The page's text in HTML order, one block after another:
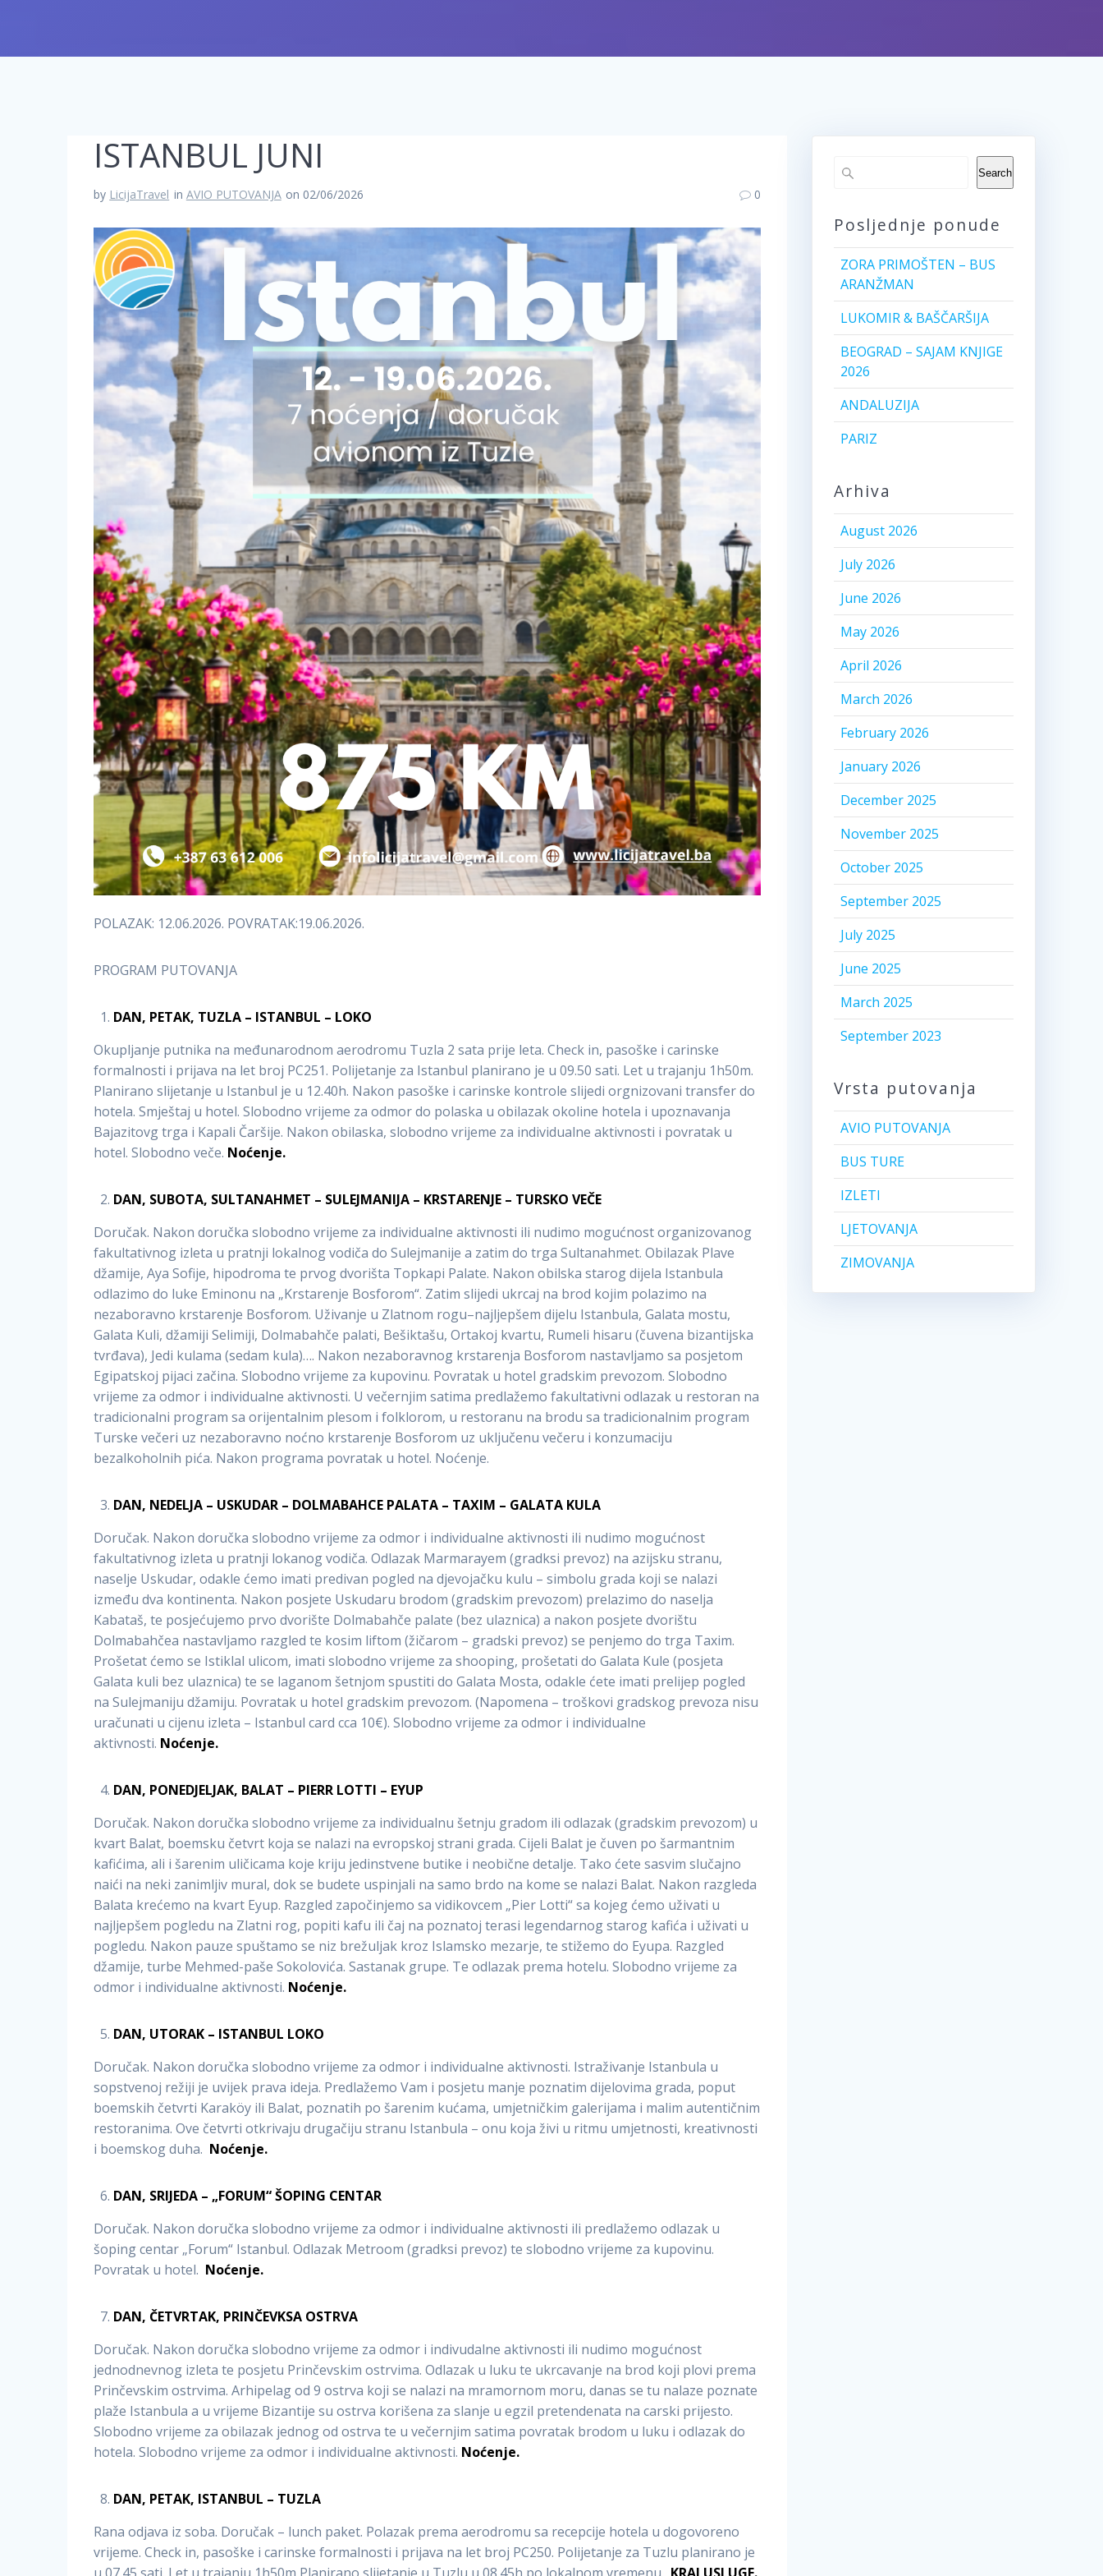
ISTANBUL JUNI
by LicijaTravel in AVIO PUTOVANJA on 02/06/2026 0
POLAZAK: 12.06.2026. POVRATAK:19.06.2026.
PROGRAM PUTOVANJA
DAN, PETAK, TUZLA – ISTANBUL – LOKO
Okupljanje putnika na međunarodnom aerodromu Tuzla 2 sata prije leta. Check in, pasoške i carinske
formalnosti i prijava na let broj PC251. Polijetanje za Istanbul planirano je u 09.50 sati. Let u trajanju 1h50m.
Planirano slijetanje u Istanbul je u 12.40h. Nakon pasoške i carinske kontrole slijedi orgnizovani transfer do
hotela. Smještaj u hotel. Slobodno vrijeme za odmor do polaska u obilazak okoline hotela i upoznavanja
Bajazitovg trga i Kapali Čaršije. Nakon obilaska, slobodno vrijeme za individualne aktivnosti i povratak u
hotel. Slobodno veče. Noćenje.
DAN, SUBOTA, SULTANAHMET – SULEJMANIJA – KRSTARENJE – TURSKO VEČE
Doručak. Nakon doručka slobodno vrijeme za individualne aktivnosti ili nudimo mogućnost organizovanog
fakultativnog izleta u pratnji lokalnog vodiča do Sulejmanije a zatim do trga Sultanahmet. Obilazak Plave
džamije, Aya Sofije, hipodroma te prvog dvorišta Topkapi Palate. Nakon obilska starog dijela Istanbula
odlazimo do luke Eminonu na „Krstarenje Bosforom“. Zatim slijedi ukrcaj na brod kojim polazimo na
nezaboravno krstarenje Bosforom. Uživanje u Zlatnom rogu–najljepšem dijelu Istanbula, Galata mostu,
Galata Kuli, džamiji Selimiji, Dolmabahče palati, Bešiktašu, Ortakoj kvartu, Rumeli hisaru (čuvena bizantijska
tvrđava), Jedi kulama (sedam kula)…. Nakon nezaboravnog krstarenja Bosforom nastavljamo sa posjetom
Egipatskoj pijaci začina. Slobodno vrijeme za kupovinu. Povratak u hotel gradskim prevozom. Slobodno
vrijeme za odmor i individualne aktivnosti. U večernjim satima predlažemo fakultativni odlazak u restoran na
tradicionalni program sa orijentalnim plesom i folklorom, u restoranu na brodu sa tradicionalnim program
Turske večeri uz nezaboravno noćno krstarenje Bosforom uz uključenu večeru i konzumaciju
bezalkoholnih pića. Nakon programa povratak u hotel. Noćenje.
DAN, NEDELJA – USKUDAR – DOLMABAHCE PALATA – TAXIM – GALATA KULA
Doručak. Nakon doručka slobodno vrijeme za odmor i individualne aktivnosti ili nudimo mogućnost
fakultativnog izleta u pratnji lokanog vodiča. Odlazak Marmarayem (gradksi prevoz) na azijsku stranu,
naselje Uskudar, odakle ćemo imati predivan pogled na djevojačku kulu – simbolu grada koji se nalazi
između dva kontinenta. Nakon posjete Uskudaru brodom (gradskim prevozom) prelazimo do naselja
Kabataš, te posjećujemo prvo dvorište Dolmabahče palate (bez ulaznica) a nakon posjete dvorištu
Dolmabahčea nastavljamo razgled te kosim liftom (žičarom – gradski prevoz) se penjemo do trga Taxim.
Prošetat ćemo se Istiklal ulicom, imati slobodno vrijeme za shooping, prošetati do Galata Kule (posjeta
Galata kuli bez ulaznica) te se laganom šetnjom spustiti do Galata Mosta, odakle ćete imati prelijep pogled
na Sulejmaniju džamiju. Povratak u hotel gradskim prevozom. (Napomena – troškovi gradskog prevoza nisu
uračunati u cijenu izleta – Istanbul card cca 10€). Slobodno vrijeme za odmor i individualne
aktivnosti. Noćenje.
DAN, PONEDJELJAK, BALAT – PIERR LOTTI – EYUP
Doručak. Nakon doručka slobodno vrijeme za individualnu šetnju gradom ili odlazak (gradskim prevozom) u
kvart Balat, boemsku četvrt koja se nalazi na evropskoj strani grada. Cijeli Balat je čuven po šarmantnim
kafićima, ali i šarenim uličicama koje kriju jedinstvene butike i neobične detalje. Tako ćete sasvim slučajno
naići na neki zanimljiv mural, dok se budete uspinjali na samo brdo na kome se nalazi Balat. Nakon razgleda
Balata krećemo na kvart Eyup. Razgled započinjemo sa vidikovcem „Pier Lotti“ sa kojeg ćemo uživati u
najljepšem pogledu na Zlatni rog, popiti kafu ili čaj na poznatoj terasi legendarnog starog kafića i uživati u
pogledu. Nakon pauze spuštamo se niz brežuljak kroz Islamsko mezarje, te stižemo do Eyupa. Razgled
džamije, turbe Mehmed-paše Sokolovića. Sastanak grupe. Te odlazak prema hotelu. Slobodno vrijeme za
odmor i individualne aktivnosti. Noćenje.
DAN, UTORAK – ISTANBUL LOKO
Doručak. Nakon doručka slobodno vrijeme za odmor i individualne aktivnosti. Istraživanje Istanbula u
sopstvenoj režiji je uvijek prava ideja. Predlažemo Vam i posjetu manje poznatim dijelovima grada, poput
boemskih četvrti Karaköy ili Balat, poznatih po šarenim kućama, umjetničkim galerijama i malim autentičnim
restoranima. Ove četvrti otkrivaju drugačiju stranu Istanbula – onu koja živi u ritmu umjetnosti, kreativnosti
i boemskog duha. Noćenje.
DAN, SRIJEDA – „FORUM“ ŠOPING CENTAR
Doručak. Nakon doručka slobodno vrijeme za odmor i individualne aktivnosti ili predlažemo odlazak u
šoping centar „Forum“ Istanbul. Odlazak Metroom (gradksi prevoz) te slobodno vrijeme za kupovinu.
Povratak u hotel. Noćenje.
DAN, ČETVRTAK, PRINČEVKSA OSTRVA
Doručak. Nakon doručka slobodno vrijeme za odmor i indivudalne aktivnosti ili nudimo mogućnost
jednodnevnog izleta te posjetu Prinčevskim ostrvima. Odlazak u luku te ukrcavanje na brod koji plovi prema
Prinčevskim ostrvima. Arhipelag od 9 ostrva koji se nalazi na mramornom moru, danas se tu nalaze poznate
plaže Istanbula a u vrijeme Bizantije su ostrva korišena za slanje u egzil pretendenata na carski prijesto.
Slobodno vrijeme za obilazak jednog od ostrva te u večernjim satima povratak brodom u luku i odlazak do
hotela. Slobodno vrijeme za odmor i individualne aktivnosti. Noćenje.
DAN, PETAK, ISTANBUL – TUZLA
Rana odjava iz soba. Doručak – lunch paket. Polazak prema aerodromu sa recepcije hotela u dogovoreno
vrijeme. Check in, pasoške i carinske formalnosti i prijava na let broj PC250. Polijetanje za Tuzlu planirano je
Search
Posljednje ponude
ZORA PRIMOŠTEN – BUS
ARANŽMAN
LUKOMIR & BAŠČARŠIJA
BEOGRAD – SAJAM KNJIGE
2026
ANDALUZIJA
PARIZ
Arhiva
August 2026
July 2026
June 2026
May 2026
April 2026
March 2026
February 2026
January 2026
December 2025
November 2025
October 2025
September 2025
July 2025
June 2025
March 2025
September 2023
Vrsta putovanja
AVIO PUTOVANJA
BUS TURE
IZLETI
LJETOVANJA
ZIMOVANJA